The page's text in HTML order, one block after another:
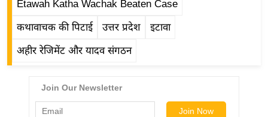
फै
न
Etawah Katha Wachak Beaten Case
कथावाचक की पिटाई उत्तर प्रदेश इटावा
अहीर रेजिमेंट और यादव संगठन